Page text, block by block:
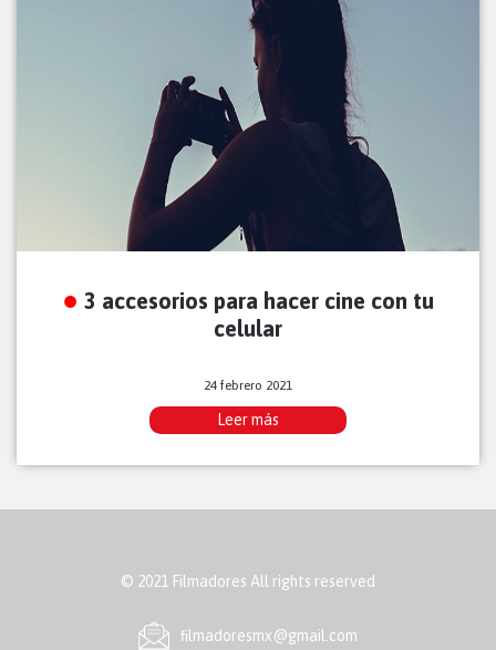
3 accesorios para hacer cine con tu
celular
24 febrero 2021
Leer más
© 2021 Filmadores All rights reserved
ﬁlmadoresmx@gmail.com